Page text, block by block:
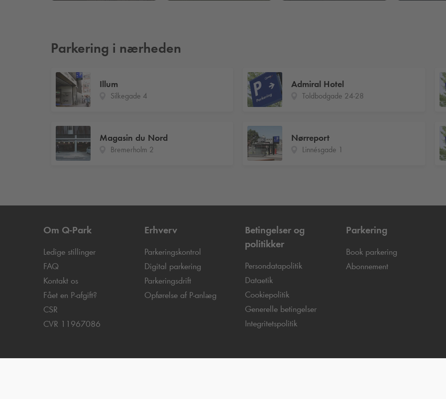
Parkering i nærheden
Illum
Silkegade 4
Magasin du Nord
Bremerholm 2
Admiral Hotel
Toldbodgade 24-28
Nørreport
Linnésgade 1
Om Q-Park
Ledige stillinger
FAQ
Kontakt os
Fået en P-afgift?
CSR
CVR 11967086
Erhverv
Parkeringskontrol
Digital parkering
Parkeringsdrift
Opførelse af P-anlæg
Betingelser og
politikker
Persondatapolitik
Dataetik
Cookiepolitik
Generelle betingelser
Integritetspolitik
Parkering
Book parkering
Abonnement